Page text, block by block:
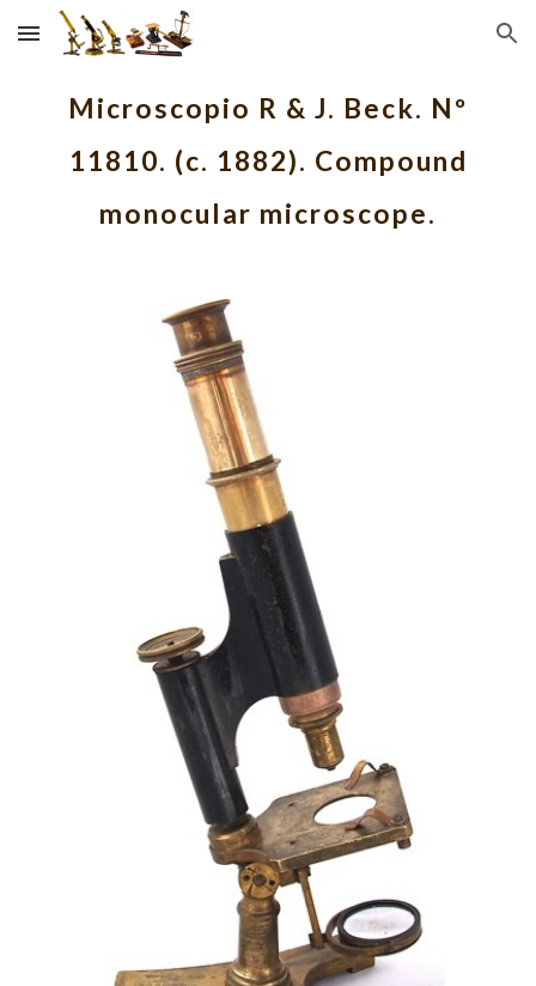
Skip to main content Skip to navigation
Microscopio R & J. Beck. Nº
11810. (c. 1882). Compound
monocular microscope.